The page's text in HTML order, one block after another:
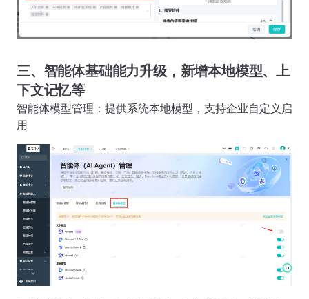
三、智能体基础能力升级，新增本地模型、上
下文记忆等
智能体模型管理：提供系统本地模型，支持企业自定义启
用